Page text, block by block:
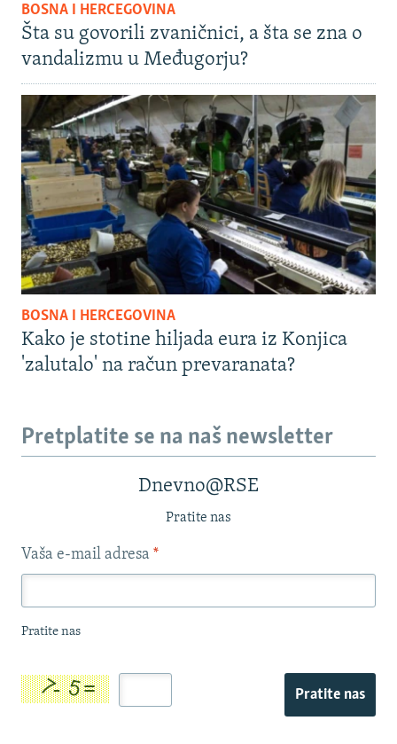
BOSNA I HERCEGOVINA
Šta su govorili zvaničnici, a šta se zna o
vandalizmu u Međugorju?
BOSNA I HERCEGOVINA
Kako je stotine hiljada eura iz Konjica
'zalutalo' na račun prevaranata?
Pretplatite se na naš newsletter
Dnevno@RSE
Pratite nas
Vaša e-mail adresa *
Pratite nas
Pratite nas